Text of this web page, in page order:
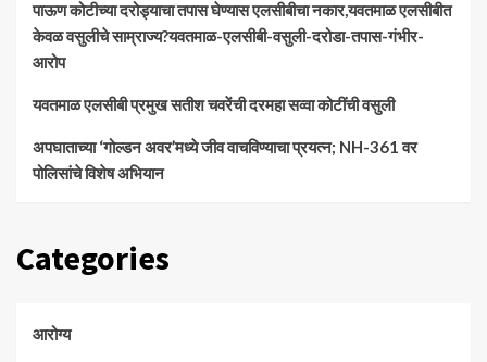
पाऊण कोटीच्या दरोड्याचा तपास घेण्यास एलसीबीचा नकार,यवतमाळ एलसीबीत
केवळ वसुलीचे साम्राज्य?यवतमाळ-एलसीबी-वसुली-दरोडा-तपास-गंभीर-
आरोप
यवतमाळ एलसीबी प्रमुख सतीश चवरेंची दरमहा सव्वा कोटींची वसुली
अपघाताच्या ‘गोल्डन अवर’मध्ये जीव वाचविण्याचा प्रयत्न; NH-361 वर
पोलिसांचे विशेष अभियान
Categories
आरोग्य